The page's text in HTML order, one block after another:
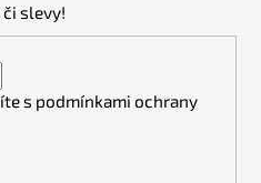
slevy!
s podmínkami ochrany